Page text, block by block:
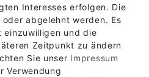
Interesses erfolgen. Die
abgelehnt werden. Es
einzuwilligen und die
Zeitpunkt zu ändern
Sie unser Impressum
Verwendung